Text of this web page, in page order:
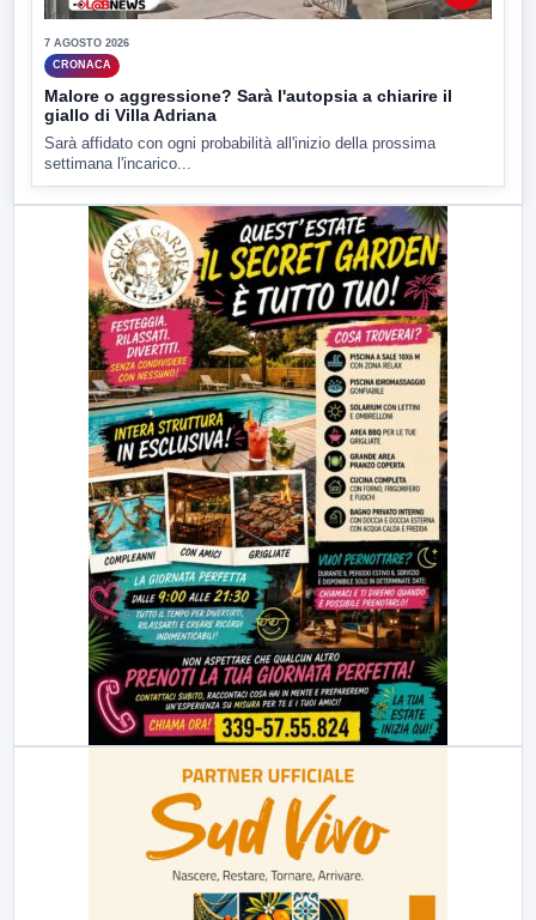
7 AGOSTO 2026
CRONACA
Malore o aggressione? Sarà l'autopsia a chiarire il
giallo di Villa Adriana
Sarà affidato con ogni probabilità all'inizio della prossima
settimana l'incarico...